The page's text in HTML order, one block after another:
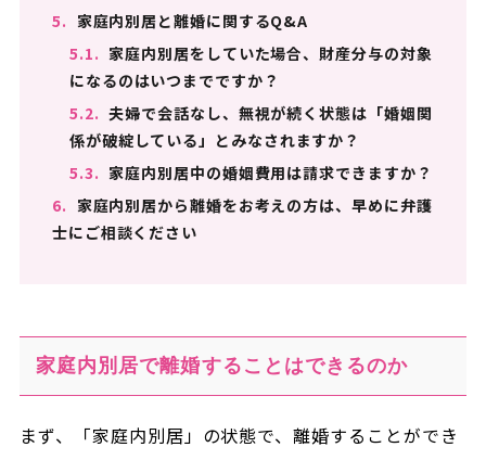
5. 家庭内別居と離婚に関するQ&A
5.1. 家庭内別居をしていた場合、財産分与の対象
になるのはいつまでですか？
5.2. 夫婦で会話なし、無視が続く状態は「婚姻関
係が破綻している」とみなされますか？
5.3. 家庭内別居中の婚姻費用は請求できますか？
6. 家庭内別居から離婚をお考えの方は、早めに弁護
士にご相談ください
家庭内別居で離婚することはできるのか
まず、「家庭内別居」の状態で、離婚することができ